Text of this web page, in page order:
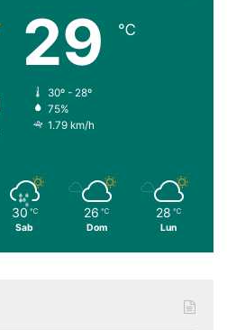
29 ℃
30º - 28º
75%
1.79 km/h
30 ℃
Sab
26 ℃
Dom
28 ℃
Lun